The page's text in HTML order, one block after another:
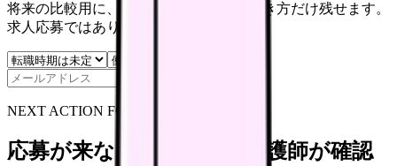
将来の比較用に、転職時期と気になる働き方だけ残せます。
求人応募ではありません。
NEXT ACTION FOR CLINICS
応募が来ない求人票を、看護師が確認